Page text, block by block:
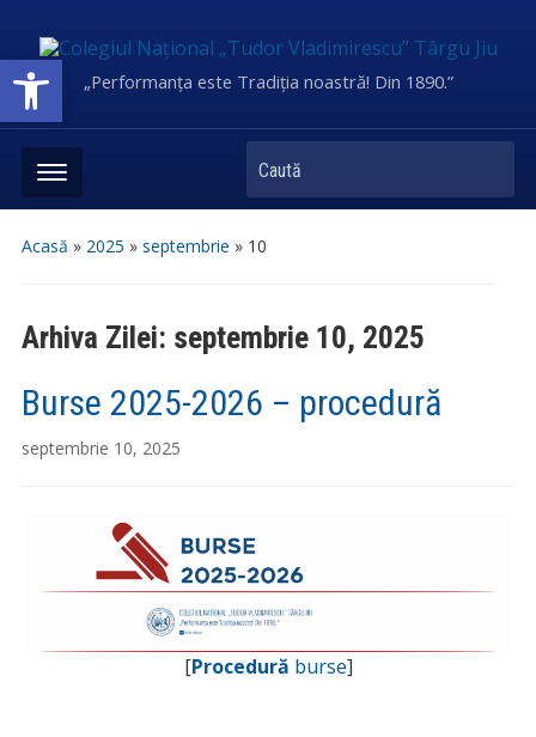
Deschide bara de unelte„Performanța este Tradiția noastră! Din 1890.”
Caută
Acasă » 2025 » septembrie » 10
Arhiva Zilei: septembrie 10, 2025
Burse 2025-2026 – procedură
septembrie 10, 2025
[Procedură burse]